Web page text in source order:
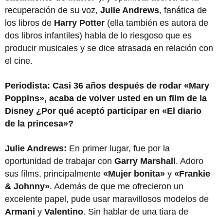
recuperación de su voz, Julie Andrews, fanática de
los libros de Harry Potter (ella también es autora de
dos libros infantiles) habla de lo riesgoso que es
producir musicales y se dice atrasada en relación con
el cine.
Periodista: Casi 36 años después de rodar «Mary
Poppins», acaba de volver usted en un film de la
Disney ¿Por qué aceptó participar en «El diario
de la princesa»?
Julie Andrews: En primer lugar, fue por la
oportunidad de trabajar con Garry Marshall . Adoro
sus films, principalmente «Mujer bonita» y «Frankie
& Johnny». Además de que me ofrecieron un
excelente papel, pude usar maravillosos modelos de
Armani y Valentino. Sin hablar de una tiara de